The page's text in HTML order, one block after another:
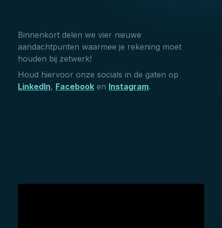
Binnenkort delen we vier nieuwe
aandachtpunten waarmee je rekening moet
houden bij zetwerk!
Houd hiervoor onze socials in de gaten op
LinkedIn, Facebook en Instagram.